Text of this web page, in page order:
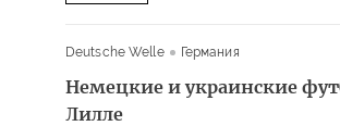
Deutsche Welle Германия
Немецкие и украинские
Лилле